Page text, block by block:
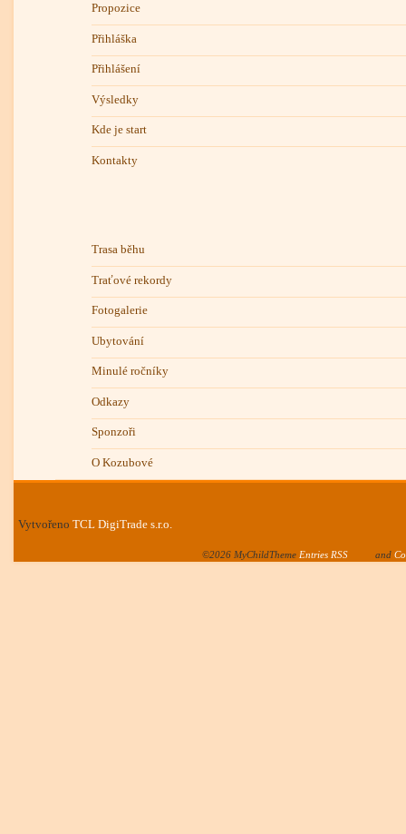
Propozice
Přihláška
Přihlášení
Výsledky
Kde je start
Kontakty
Trasa běhu
Traťové rekordy
Fotogalerie
Ubytování
Minulé ročníky
Odkazy
Sponzoři
O Kozubové
Vytvořeno TCL DigiTrade s.r.o.
©2026 MyChildTheme Entries RSS and